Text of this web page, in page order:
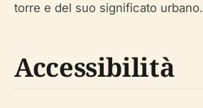
torre e del suo significato urbano.
Accessibilità